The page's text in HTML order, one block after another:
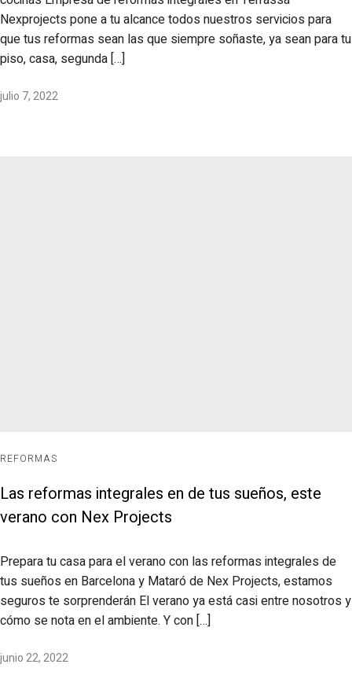
Nexprojects pone a tu alcance todos nuestros servicios para
que tus reformas sean las que siempre soñaste, ya sean para tu
piso, casa, segunda […]
julio 7, 2022
REFORMAS
Las reformas integrales en de tus sueños, este
verano con Nex Projects
Prepara tu casa para el verano con las reformas integrales de
tus sueños en Barcelona y Mataró de Nex Projects, estamos
seguros te sorprenderán El verano ya está casi entre nosotros y
cómo se nota en el ambiente. Y con […]
junio 22, 2022